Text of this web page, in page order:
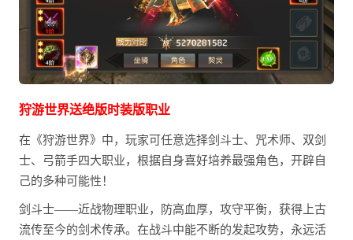
狩游世界送绝版时装版职业
在《狩游世界》中，玩家可任意选择剑斗士、咒术师、双剑
士、弓箭手四大职业，根据自身喜好培养最强角色，开辟自
己的多种可能性！
剑斗士——近战物理职业，防高血厚，攻守平衡，获得上古
流传至今的剑术传承。在战斗中能不断的发起攻势，永远活